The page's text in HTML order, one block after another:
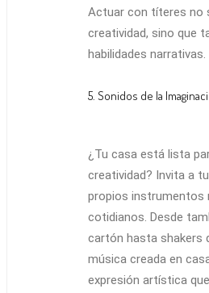
Actuar con títeres no
creatividad, sino que
habilidades narrativas.
5. Sonidos de la
¿Tu casa está lista
creatividad? Invita a
propios instrumentos
cotidianos. Desde
cartón hasta shakers
música creada en
expresión artística